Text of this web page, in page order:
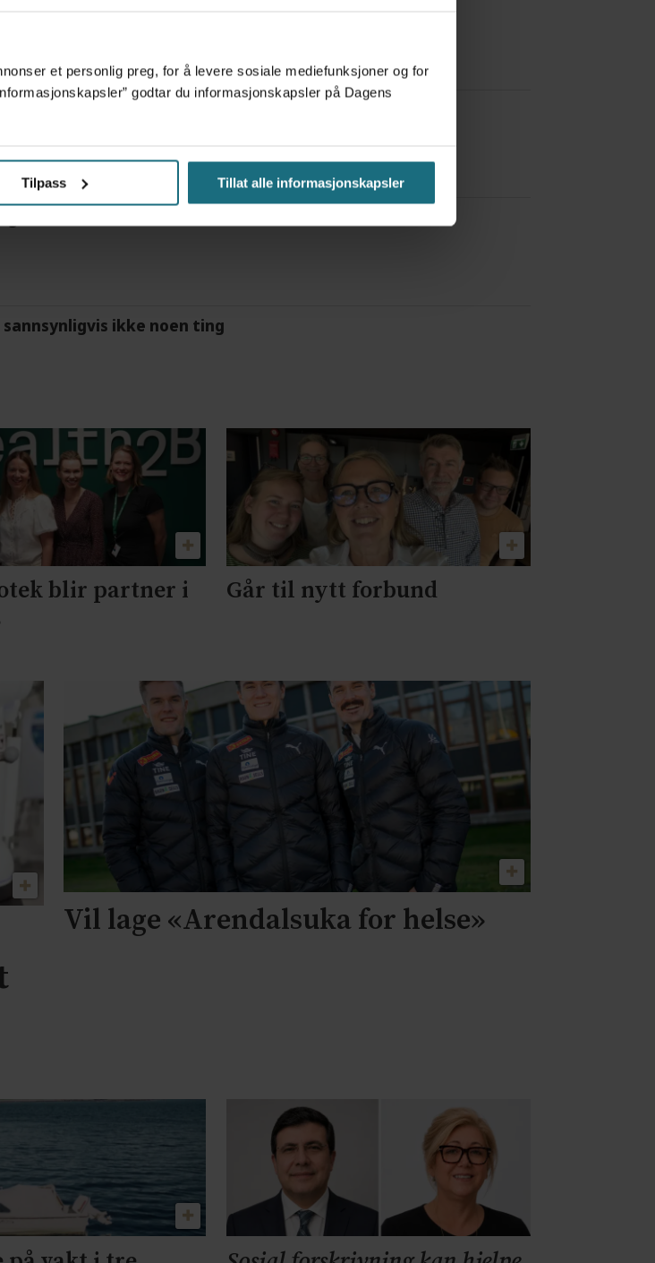
et personlig preg, for å levere sosiale mediefunksjoner og for
godtar du informasjonskapsler på Dagens
Tilpass Tillat alle informasjonskapsler
ikke noen ting
blir partner i
Går til nytt forbund
Vil lage «Arendalsuka for helse»